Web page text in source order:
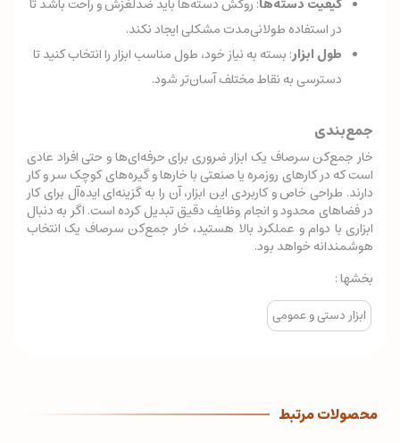
کیفیت دسته‌ها: روکش دسته‌ها باید ضدلغزش و راحت باشد تا
در استفاده طولانی‌مدت مشکلی ایجاد نکند.
طول ابزار: بسته به نیاز خود، طول مناسب ابزار را انتخاب کنید تا
دسترسی به نقاط مختلف آسان‌تر شود.
جمع‌بندی
خار جمع‌کن سرصاف یک ابزار ضروری برای حرفه‌ای‌ها و حتی افراد عادی
است که در کارهای روزمره یا صنعتی با خارها و گیره‌های کوچک سر و کار
دارند. طراحی خاص و کاربردی این ابزار، آن را به گزینه‌ای ایده‌آل برای کار
در فضاهای محدود و انجام وظایف دقیق تبدیل کرده است. اگر به دنبال
ابزاری با دوام و عملکرد بالا هستید، خار جمع‌کن سرصاف یک انتخاب
هوشمندانه خواهد بود.
بخشها :
ابزار دستی و عمومی
محصولات مرتبط